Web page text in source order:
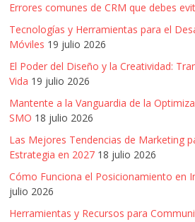
|
Bitácora
social
de
Mercadeo
Interactivo,
Medios,
Publicidad,
Marketing,
Campañas
Publicitarias,
Agencias,
Errores comunes de CRM que debes
Tecnologías y Herramientas para el
Móviles 19 julio 2026
El Poder del Diseño y la Creatividad:
Vida 19 julio 2026
Mantente a la Vanguardia de la
SMO 18 julio 2026
Las Mejores Tendencias de Marketing
Estrategia en 2027 18 julio 2026
Cómo Funciona el Posicionamiento en
julio 2026
Herramientas y Recursos para